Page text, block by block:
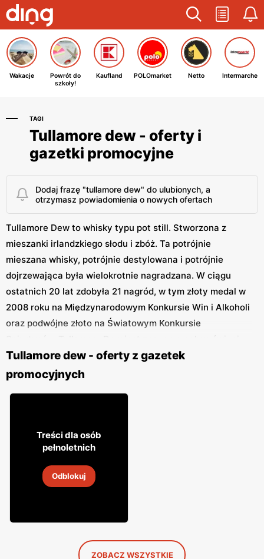
Wakacje
Powrót do
szkoły!
Kaufland POLOmarket Netto Intermarche
TAGI
Tullamore dew - oferty i
gazetki promocyjne
Dodaj frazę "tullamore dew" do ulubionych, a
otrzymasz powiadomienia o nowych ofertach
Tullamore Dew to whisky typu pot still. Stworzona z
mieszanki irlandzkiego słodu i zbóż. Ta potrójnie
mieszana whisky, potrójnie destylowana i potrójnie
dojrzewająca była wielokrotnie nagradzana. W ciągu
ostatnich 20 lat zdobyła 21 nagród, w tym złoty medal w
2008 roku na Międzynarodowym Konkursie Win i Alkoholi
oraz podwójne złoto na Światowym Konkursie
ze swojego łagodnego i delikatnego smaku. Świetnie
nadaje się do mieszania z koktajlami lub do picia w
jest trzykrotnie destylowana. Potrójna destylacja
pozwala uzyskać „gładszą” strukturę o wyższej
zawartości alkoholu.
Tullamore dew - oferty z gazetek
promocyjnych
7502
15 sie 2026
Treści dla osób
pełnoletnich
Odblokuj
ZOBACZ WSZYSTKIE